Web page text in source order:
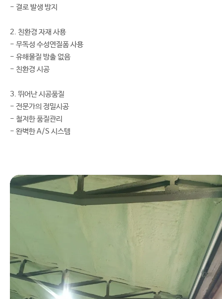
- 결로 발생 방지
2. 친환경 자재 사용
- 무독성 수성연질폼 사용
- 유해물질 방출 없음
- 친환경 시공
3. 뛰어난 시공품질
- 전문가의 정밀시공
- 철저한 품질관리
- 완벽한 A/S 시스템